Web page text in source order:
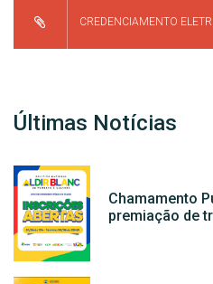
CREDENCIAMENTO
Últimas Notícias
Chamamento
premiação de